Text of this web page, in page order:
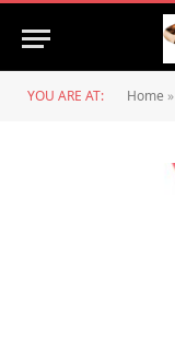
YOU ARE AT: Home »